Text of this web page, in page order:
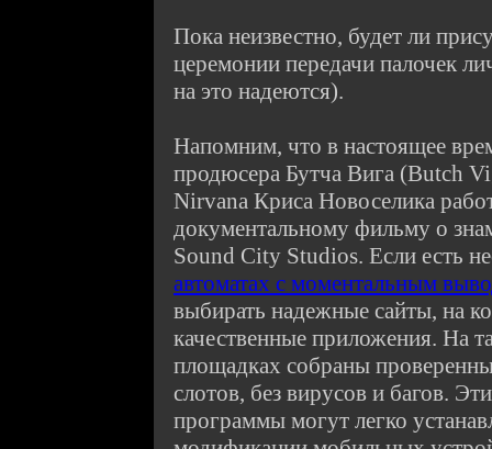
Пока неизвестно, будет ли
церемонии передачи палочек
на это надеются).
Напомним, что в настоящее
продюсера Бутча Вига (Butch
Nirvana Криса Новоселика
документальному фильму о
Sound City Studios. Если есть
автоматах с моментальным
выбирать надежные сайты, на
качественные приложения. На
площадках собраны
слотов, без вирусов и багов.
программы могут легко